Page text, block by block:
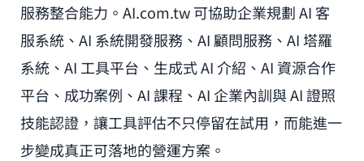
服務整合能力。AI.com.tw 可協助企業規劃 AI 客
服系統、AI 系統開發服務、AI 顧問服務、AI 塔羅
系統、AI 工具平台、生成式 AI 介紹、AI 資源合作
平台、成功案例、AI 課程、AI 企業內訓與 AI 證照
技能認證，讓工具評估不只停留在試用，而能進一
步變成真正可落地的營運方案。